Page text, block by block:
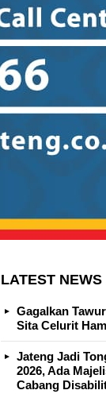
LATEST NEWS
Gagalkan
Sita Celurit
Jateng Jadi
2026, Ada
Cabang